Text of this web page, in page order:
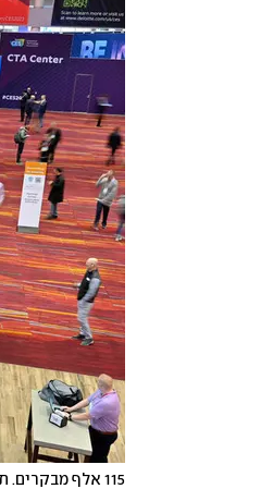
115 אלף מבקרים. תערוכת CES בלאס וגאס